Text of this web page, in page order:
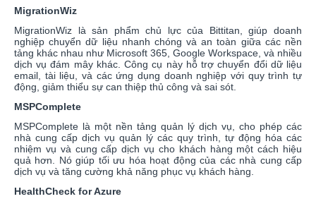
MigrationWiz
MigrationWiz là sản phẩm chủ lực của Bittitan, giúp doanh
nghiệp chuyển dữ liệu nhanh chóng và an toàn giữa các nền
tảng khác nhau như Microsoft 365, Google Workspace, và nhiều
dịch vụ đám mây khác. Công cụ này hỗ trợ chuyển đổi dữ liệu
email, tài liệu, và các ứng dụng doanh nghiệp với quy trình tự
động, giảm thiểu sự can thiệp thủ công và sai sót.
MSPComplete
MSPComplete là một nền tảng quản lý dịch vụ, cho phép các
nhà cung cấp dịch vụ quản lý các quy trình, tự động hóa các
nhiệm vụ và cung cấp dịch vụ cho khách hàng một cách hiệu
quả hơn. Nó giúp tối ưu hóa hoạt động của các nhà cung cấp
dịch vụ và tăng cường khả năng phục vụ khách hàng.
HealthCheck for Azure